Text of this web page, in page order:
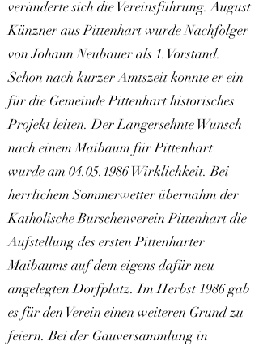
veränderte sich die Vereinsführung. August
Künzner aus Pittenhart wurde Nachfolger
von Johann Neubauer als 1.Vorstand.
Schon nach kurzer Amtszeit konnte er ein
für die Gemeinde Pittenhart historisches
Projekt leiten. Der Langersehnte Wunsch
nach einem Maibaum für Pittenhart
wurde am 04.05.1986Wirklichkeit. Bei
herrlichem Sommerwetter übernahm der
Katholische Burschenverein Pittenhart die
Aufstellung des ersten Pittenharter
Maibaums auf dem eigens dafür neu
angelegten Dorfplatz. Im Herbst 1986 gab
es für den Verein einen weiteren Grund zu
feiern. Bei der Gauversammlung in